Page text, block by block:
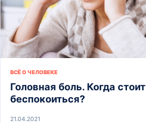
ВСЁ О ЧЕЛОВЕКЕ
Головная боль. Когда стоит
беспокоиться?
21.04.2021